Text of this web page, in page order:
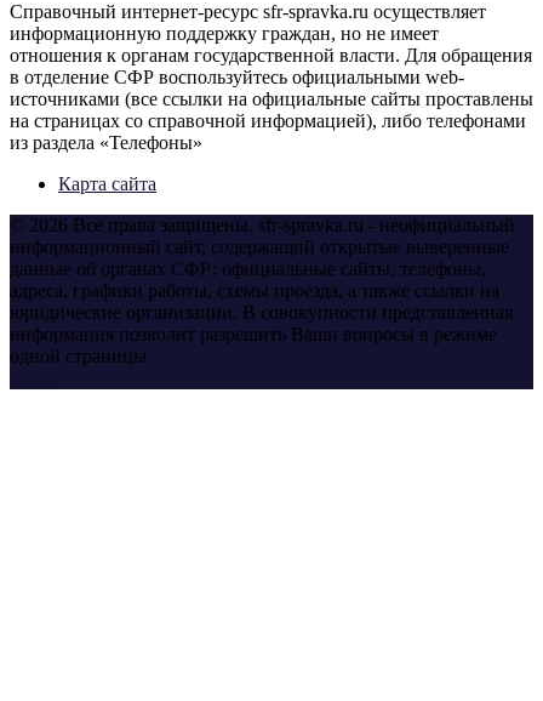
Справочный интернет-ресурс sfr-spravka.ru осуществляет
информационную поддержку граждан, но не имеет
отношения к органам государственной власти. Для обращения
в отделение СФР воспользуйтесь официальными web-
источниками (все ссылки на официальные сайты проставлены
на страницах со справочной информацией), либо телефонами
из раздела «Телефоны»
Карта сайта
© 2026 Все права защищены. sfr-spravka.ru - неофициальный
информационный сайт, содержащий открытые выверенные
данные об органах СФР: официальные сайты, телефоны,
адреса, графики работы, схемы проезда, а также ссылки на
юридические организации. В совокупности представленная
информация позволит разрешить Ваши вопросы в режиме
одной страницы.